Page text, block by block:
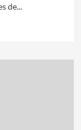
de...